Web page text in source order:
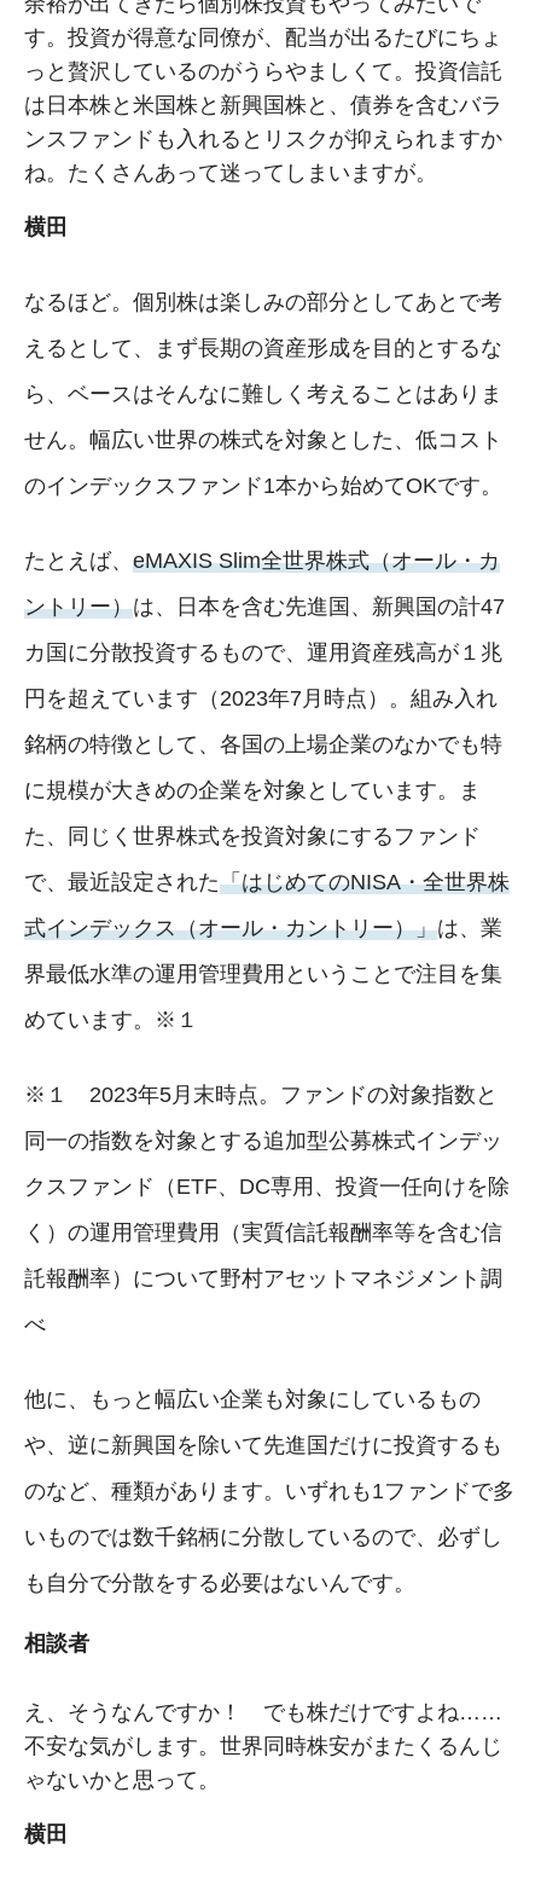
す。投資が得意な同僚が、配当が出るたびにちょ
っと贅沢しているのがうらやましくて。投資信託
は日本株と米国株と新興国株と、債券を含むバラ
ンスファンドも入れるとリスクが抑えられますか
ね。たくさんあって迷ってしまいますが。
横田
なるほど。個別株は楽しみの部分としてあとで考
えるとして、まず長期の資産形成を目的とするな
ら、ベースはそんなに難しく考えることはありま
せん。幅広い世界の株式を対象とした、低コスト
のインデックスファンド1本から始めてOKです。
たとえば、 eMAXIS Slim全世界株式（オール・カ
ントリー）は、日本を含む先進国、新興国の計47
カ国に分散投資するもので、運用資産残高が１兆
円を超えています（2023年7月時点）。組み入れ
銘柄の特徴として、各国の上場企業のなかでも特
に規模が大きめの企業を対象としています。ま
た、同じく世界株式を投資対象にするファンド
で、最近設定された「はじめてのNISA・全世界株
式インデックス（オール・カントリー）」は、業
界最低水準の運用管理費用ということで注目を集
めています。※１
※１ 2023年5月末時点。ファンドの対象指数と
同一の指数を対象とする追加型公募株式インデッ
クスファンド（ETF、DC専用、投資一任向けを除
く）の運用管理費用（実質信託報酬率等を含む信
託報酬率）について野村アセットマネジメント調
べ
他に、もっと幅広い企業も対象にしているもの
や、逆に新興国を除いて先進国だけに投資するも
のなど、種類があります。いずれも1ファンドで多
いものでは数千銘柄に分散しているので、必ずし
も自分で分散をする必要はないんです。
相談者
え、そうなんですか！ でも株だけですよね……
不安な気がします。世界同時株安がまたくるんじ
ゃないかと思って。
横田